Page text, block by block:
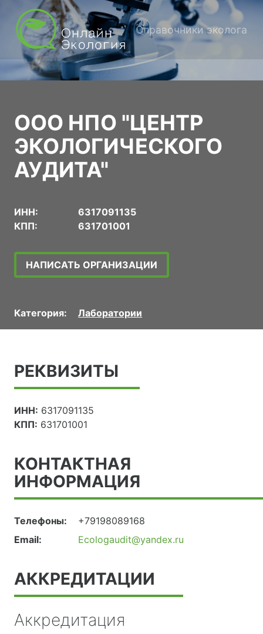
Справочники эколога
ООО НПО "ЦЕНТР
ЭКОЛОГИЧЕСКОГО
АУДИТА"
ИНН:
6317091135
КПП:
631701001
НАПИСАТЬ ОРГАНИЗАЦИИ
Категория: Лаборатории
РЕКВИЗИТЫ
ИНН: 6317091135
КПП: 631701001
КОНТАКТНАЯ
ИНФОРМАЦИЯ
Телефоны:
+79198089168
Email:
Ecologaudit@yandex.ru
АККРЕДИТАЦИИ
Аккредитация